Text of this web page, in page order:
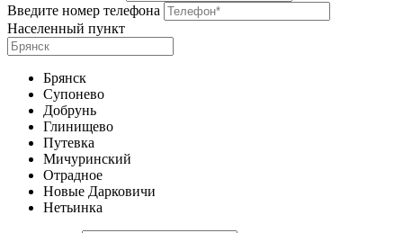
Введите номер телефона
Населенный пункт
Брянск
Супонево
Добрунь
Глинищево
Путевка
Мичуринский
Отрадное
Новые Дарковичи
Нетьинка